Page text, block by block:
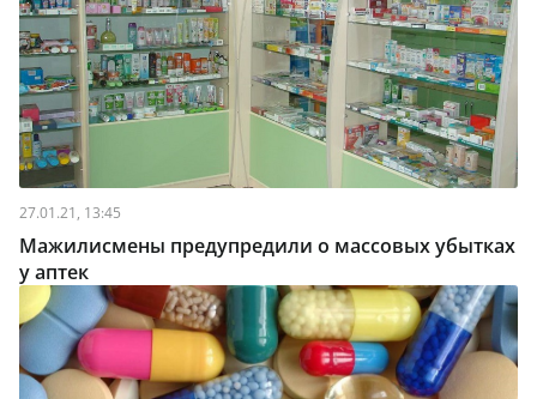
27.01.21, 13:45
Мажилисмены предупредили о массовых убытках
у аптек